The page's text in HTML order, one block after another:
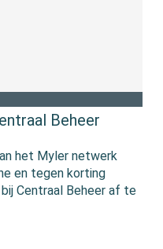
Beheer
het Myler netwerk
en tegen korting
Centraal Beheer af te